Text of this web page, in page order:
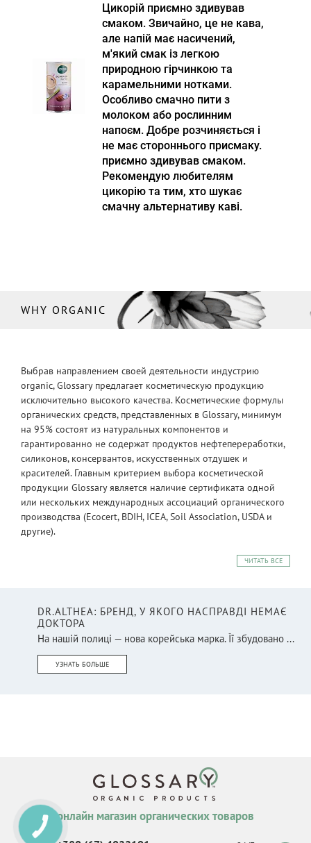
Цикорій приємно здивував
смаком. Звичайно, це не кава,
але напій має насичений,
м'який смак із легкою
природною гірчинкою та
карамельними нотками.
Особливо смачно пити з
молоком або рослинним
напоєм. Добре розчиняється і
не має стороннього присмаку.
приємно здивував смаком.
Рекомендую любителям
цикорію та тим, хто шукає
смачну альтернативу каві.
WHY ORGANIC
Выбрав направлением своей деятельности индустрию
organic, Glossary предлагает косметическую продукцию
исключительно высокого качества. Косметические формулы
органических средств, представленных в Glossary, минимум
на 95% состоят из натуральных компонентов и
гарантированно не содержат продуктов нефтепереработки,
силиконов, консервантов, искусственных отдушек и
красителей. Главным критерием выбора косметической
продукции Glossary является наличие сертификата одной
или нескольких международных ассоциаций органического
производства (Ecocert, BDIH, ICEA, Soil Association, USDA и
другие).
ЧИТАТЬ ВСЕ
DR.ALTHEA: БРЕНД, У ЯКОГО НАСПРАВДІ НЕМАЄ
ДОКТОРА
На нашій полиці — нова корейська марка. Її збудовано ...
УЗНАТЬ БОЛЬШЕ
онлайн магазин органических товаров
КНОПКА
СВЯЗИ